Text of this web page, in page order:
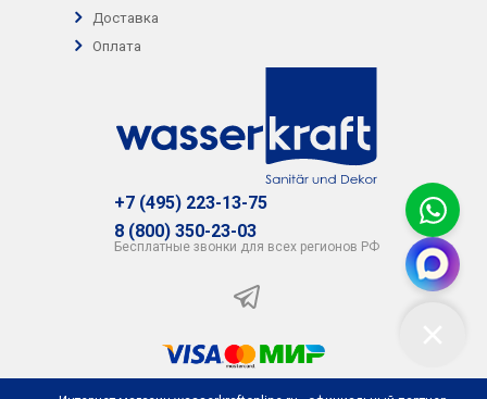
Доставка
Оплата
+7 (495) 223-13-75
8 (800) 350-23-03
Бесплатные звонки для всех регионов РФ